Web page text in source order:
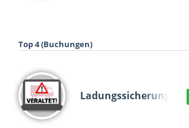
Top 4 (Buchungen)
Ladungssicherung